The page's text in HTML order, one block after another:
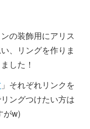
の装飾用にアリス
、リングを作りま
した！
」それぞれリンクを
ングつけたい方は
がw)